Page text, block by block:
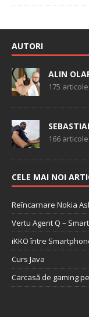
AUTORI
ALIN
175
166
CELE MAI NOI
Reîncarnare Nokia
Vertu Agent Q –
iKKO între
Curs Java
Carcasă de gaming